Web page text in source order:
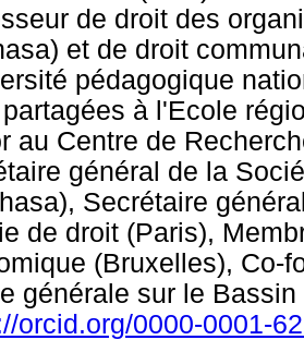
de droit des
et de droit
pédagogique
à l'Ecole
au Centre de
général de la
Secrétaire
de droit (Paris),
(Bruxelles), Co-
générale sur le
orcid.org/0000-0001-